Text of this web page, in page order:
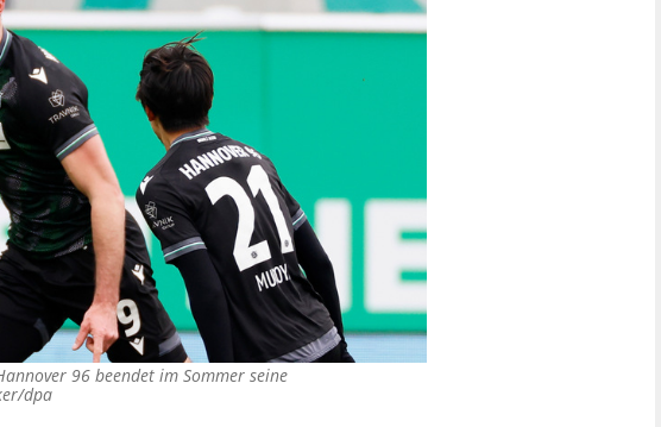
96 beendet im Sommer seine
dpa